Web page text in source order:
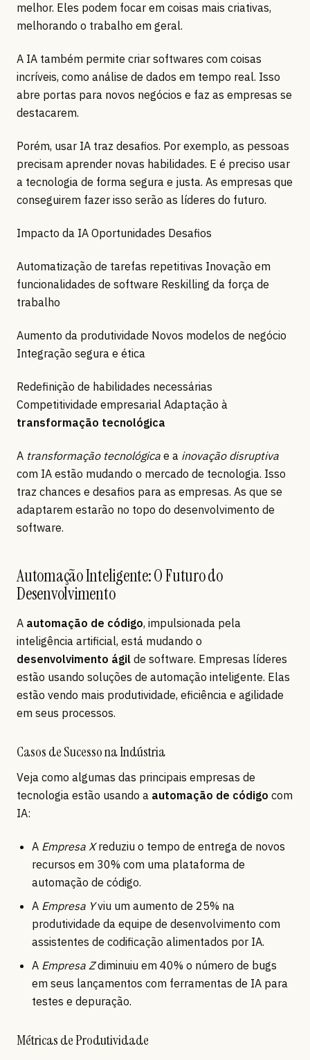
melhor. Eles podem focar em coisas mais criativas,
melhorando o trabalho em geral.
A IA também permite criar softwares com coisas
incríveis, como análise de dados em tempo real. Isso
abre portas para novos negócios e faz as empresas se
destacarem.
Porém, usar IA traz desafios. Por exemplo, as pessoas
precisam aprender novas habilidades. E é preciso usar
a tecnologia de forma segura e justa. As empresas que
conseguirem fazer isso serão as líderes do futuro.
Impacto da IA Oportunidades Desafios
Automatização de tarefas repetitivas Inovação em
funcionalidades de software Reskilling da força de
trabalho
Aumento da produtividade Novos modelos de negócio
Integração segura e ética
Redefinição de habilidades necessárias
Competitividade empresarial Adaptação à
transformação tecnológica
A transformação tecnológica e a inovação disruptiva
com IA estão mudando o mercado de tecnologia. Isso
traz chances e desafios para as empresas. As que se
adaptarem estarão no topo do desenvolvimento de
software.
Automação Inteligente: O Futuro do
Desenvolvimento
A automação de código, impulsionada pela
inteligência artificial, está mudando o
desenvolvimento ágil de software. Empresas líderes
estão usando soluções de automação inteligente. Elas
estão vendo mais produtividade, eficiência e agilidade
em seus processos.
Casos de Sucesso na Indústria
Veja como algumas das principais empresas de
tecnologia estão usando a automação de código com
IA:
A Empresa Xreduziu o tempo de entrega de novos
recursos em 30% com uma plataforma de
automação de código.
A Empresa Yviu um aumento de 25% na
produtividade da equipe de desenvolvimento com
assistentes de codificação alimentados por IA.
A Empresa Zdiminuiu em 40% o número de bugs
em seus lançamentos com ferramentas de IA para
testes e depuração.
Métricas de Produtividade